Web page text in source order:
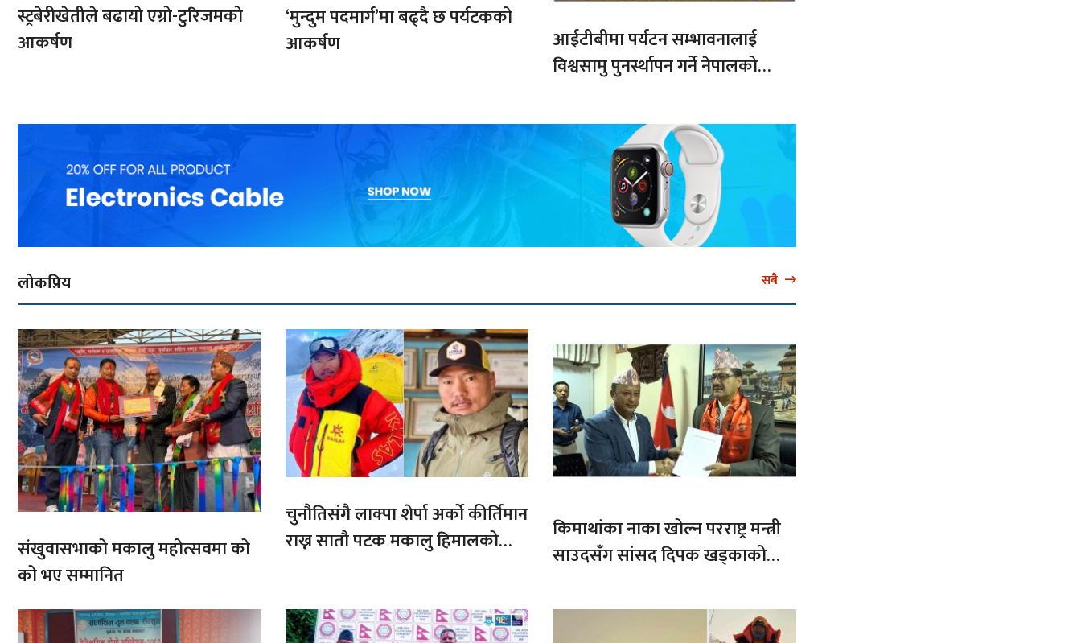
स्ट्रबेरीखेतीले बढायो एग्रो-टुरिजमको
आकर्षण
‘मुन्दुम पदमार्ग’मा बढ्दै छ पर्यटकको
आकर्षण
आईटीबीमा पर्यटन सम्भावनालाई
विश्वसामु पुनर्स्थापन गर्ने नेपालको
लोकप्रिय सबै
संखुवासभाको मकालु महोत्सवमा को
को भए सम्मानित
चुनौतिसंगै लाक्पा शेर्पा अर्को कीर्तिमान
राख्न सातौ पटक मकालु हिमालको
किमाथांका नाका खोल्न परराष्ट्र मन्त्री
साउदसँग सांसद दिपक खड्काको